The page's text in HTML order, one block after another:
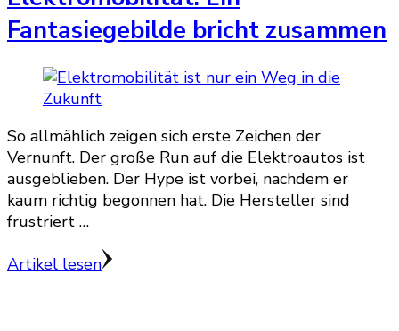
Fantasiegebilde bricht zusammen
So allmählich zeigen sich erste Zeichen der
Vernunft. Der große Run auf die Elektroautos ist
ausgeblieben. Der Hype ist vorbei, nachdem er
kaum richtig begonnen hat. Die Hersteller sind
frustriert …
Artikel lesen